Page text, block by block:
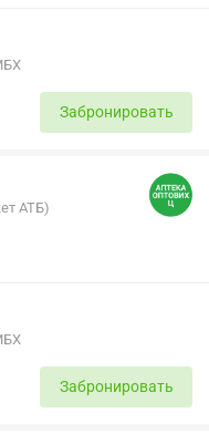
Забронировать
АТБ)
Забронировать